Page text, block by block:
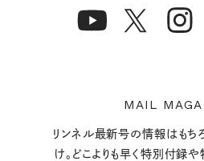
MAIL
リンネル最新号の情報はもち
け。どこよりも早く特別付録